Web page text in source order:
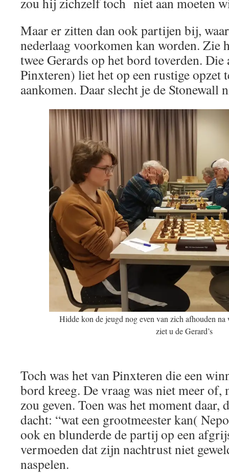
Maar er zitten dan ook partijen bij,
nederlaag voorkomen kan worden. Zie
twee Gerards op het bord toverden. Die
Pinxteren) liet het op een rustige opzet
aankomen. Daar slecht je de Stonewall
Hidde kon de jeugd nog even van zich afhouden na
ziet u de Gerard’s
Toch was het van Pinxteren die een
bord kreeg. De vraag was niet meer of,
zou geven. Toen was het moment daar,
dacht: “wat een grootmeester kan(
ook en blunderde de partij op een
vermoeden dat zijn nachtrust niet
naspelen.